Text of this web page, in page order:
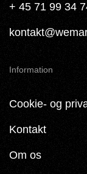
+ 45 71 99 34
Information
Cookie- og
Kontakt
Om os